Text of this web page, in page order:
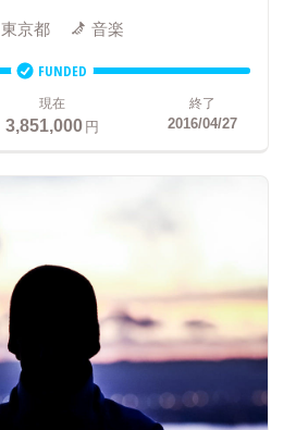
東京都 音楽
FUNDED
現在
3,851,000円
終了
2016/04/27